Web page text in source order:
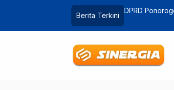
Berita Terkini
Pembangunan